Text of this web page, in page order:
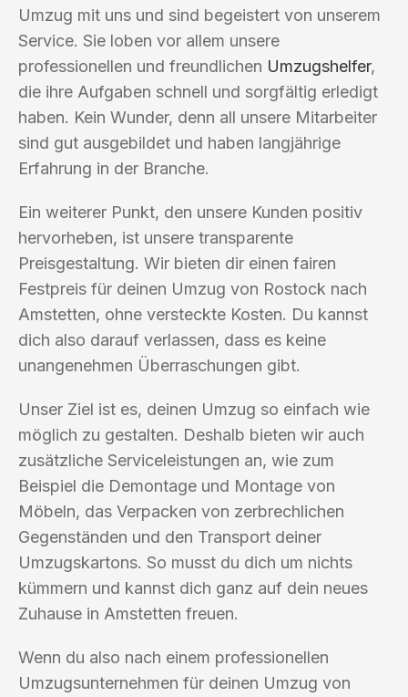
Umzug mit uns und sind begeistert von unserem
Service. Sie loben vor allem unsere
professionellen und freundlichen Umzugshelfer,
die ihre Aufgaben schnell und sorgfältig erledigt
haben. Kein Wunder, denn all unsere Mitarbeiter
sind gut ausgebildet und haben langjährige
Erfahrung in der Branche.
Ein weiterer Punkt, den unsere Kunden positiv
hervorheben, ist unsere transparente
Preisgestaltung. Wir bieten dir einen fairen
Festpreis für deinen Umzug von Rostock nach
Amstetten, ohne versteckte Kosten. Du kannst
dich also darauf verlassen, dass es keine
unangenehmen Überraschungen gibt.
Unser Ziel ist es, deinen Umzug so einfach wie
möglich zu gestalten. Deshalb bieten wir auch
zusätzliche Serviceleistungen an, wie zum
Beispiel die Demontage und Montage von
Möbeln, das Verpacken von zerbrechlichen
Gegenständen und den Transport deiner
Umzugskartons. So musst du dich um nichts
kümmern und kannst dich ganz auf dein neues
Zuhause in Amstetten freuen.
Wenn du also nach einem professionellen
Umzugsunternehmen für deinen Umzug von